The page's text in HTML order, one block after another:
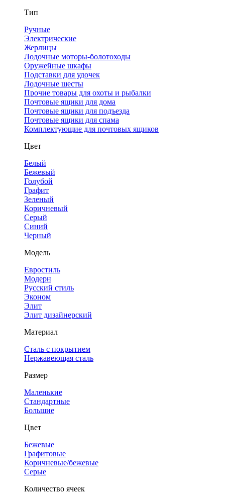
Тип
Ручные
Электрические
Жерлицы
Лодочные моторы-болотоходы
Оружейные шкафы
Подставки для удочек
Лодочные шесты
Прочие товары для охоты и рыбалки
Почтовые ящики для дома
Почтовые ящики для подъезда
Почтовые ящики для спама
Комплектующие для почтовых ящиков
Цвет
Белый
Бежевый
Голубой
Графит
Зеленый
Коричневый
Серый
Синий
Черный
Модель
Евростиль
Модерн
Русский стиль
Эконом
Элит
Элит дизайнерский
Материал
Сталь с покрытием
Нержавеющая сталь
Размер
Маленькие
Стандартные
Большие
Цвет
Бежевые
Графитовые
Коричневые/бежевые
Серые
Количество ячеек